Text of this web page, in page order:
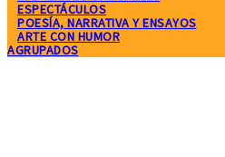
ESPECTÁCULOS
POESÍA, NARRATIVA Y ENSAYOS
ARTE CON HUMOR
AGRUPADOS